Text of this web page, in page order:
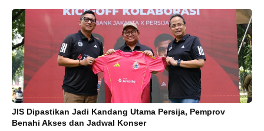
JIS Dipastikan Jadi Kandang Utama Persija, Pemprov
Benahi Akses dan Jadwal Konser